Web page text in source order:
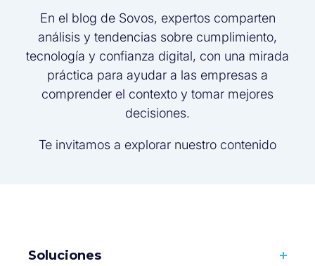
En el blog de Sovos, expertos comparten
análisis y tendencias sobre cumplimiento,
tecnología y confianza digital, con una mirada
práctica para ayudar a las empresas a
comprender el contexto y tomar mejores
decisiones.
Te invitamos a explorar nuestro contenido
Soluciones